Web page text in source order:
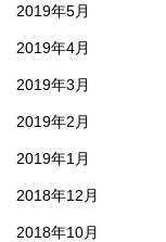
2019年5月
2019年4月
2019年3月
2019年2月
2019年1月
2018年12月
2018年10月